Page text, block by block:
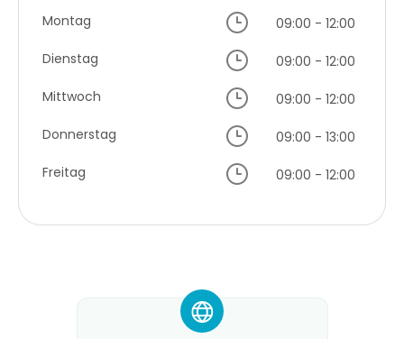
Montag
09:00 - 12:00
Dienstag
09:00 - 12:00
Mittwoch
09:00 - 12:00
Donnerstag
09:00 - 13:00
Freitag
09:00 - 12:00
*